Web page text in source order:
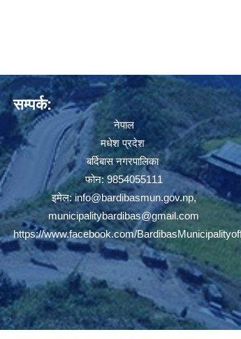
सम्पर्क:
नेपाल
मधेश प्रदेश
बर्दिबास नगरपालिका
फोन: 9854055111
इमेल:info@bardibasmun.gov.np,
municipalitybardibas@gmail.com
https://www.facebook.com/